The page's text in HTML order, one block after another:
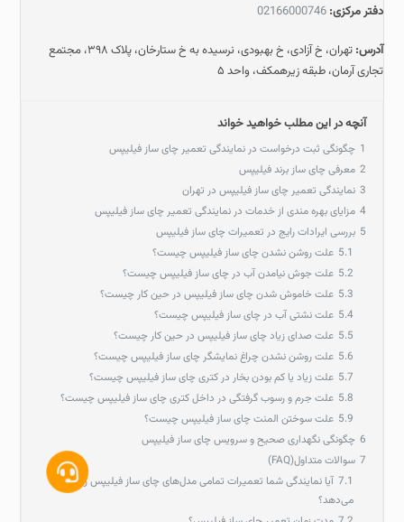
دفتر مرکزی: 02166000746
آدرس:
تهران، خ آزادی، خ بهبودی، نرسیده به خ ستارخان، پلاک ۳۹۸، مجتمع
تجاری آرمان، طبقه زیرهمکف، واحد ۵
آنچه در این مطلب خواهید خواند
1 چگونگی ثبت درخواست در نمایندگی تعمیر چای ساز فیلیپس
2 معرفی چای ساز برند فیلیپس
3 نمایندگی تعمیر چای ساز فیلیپس در تهران
4 مزایای بهره مندی از خدمات در نمایندگی تعمیر چای ساز فیلیپس
5 بررسی ایرادات رایج در تعمیرات چای ساز فیلیپس
5.1 علت روشن نشدن چای ساز فیلیپس چیست؟
5.2 علت جوش نیامدن آب در چای ساز فیلیپس چیست؟
5.3 علت خاموش شدن چای ساز فیلیپس در حین کار چیست؟
5.4 علت نشتی آب در چای ساز فیلیپس چیست؟
5.5 علت صدای زیاد چای ساز فیلیپس در حین کار چیست؟
5.6 علت روشن نشدن چراغ نمایشگر چای ساز فیلیپس چیست؟
5.7 علت زیاد یا کم بودن بخار در کتری چای ساز فیلیپس چیست؟
5.8 علت جرم و رسوب گرفتگی در داخل کتری چای ساز فیلیپس چیست؟
5.9 علت سوختن المنت چای ساز فیلیپس چیست؟
6 چگونگی نگهداری صحیح و سرویس چای ساز فیلیپس
7 سوالات متداول(FAQ)
7.1 آیا نمایندگی شما تعمیرات تمامی مدل‌های چای‌ ساز فیلیپس را انجام
می‌دهد؟